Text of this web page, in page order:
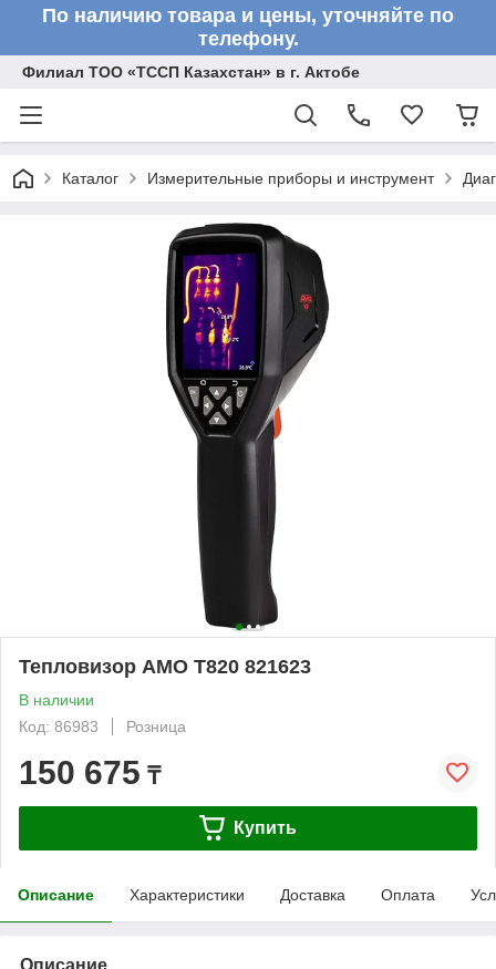
По наличию товара и цены, уточняйте по
телефону.
Филиал ТОО «ТССП Казахстан» в г. Актобе
Каталог Измерительные приборы и инструмент
Тепловизор AMO T820 821623
В наличии
Код: 86983
Розница
150 675 ₸
Купить
Описание Характеристики Доставка Оплата
Описание